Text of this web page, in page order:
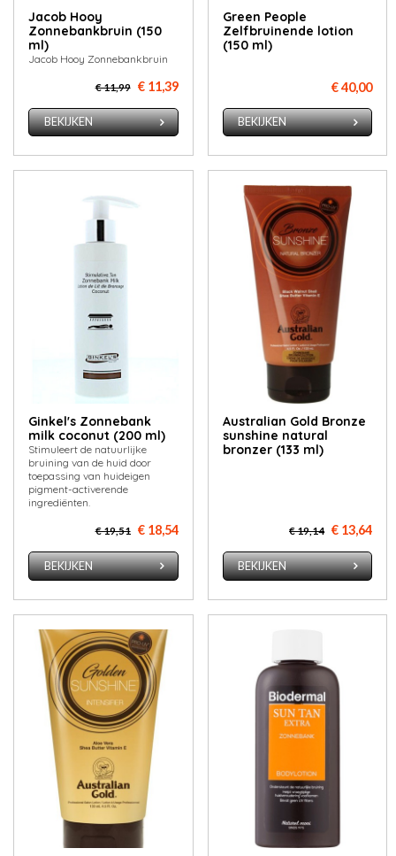
Jacob Hooy
Zonnebankbruin (150
ml)
Jacob Hooy Zonnebankbruin
€ 11,99 € 11,39
BEKIJKEN
Green People
Zelfbruinende lotion
(150 ml)
€ 40,00
BEKIJKEN
Ginkel's Zonnebank
milk coconut (200 ml)
Stimuleert de natuurlijke
bruining van de huid door
toepassing van huideigen
pigment-activerende
ingrediënten.
€ 19,51 € 18,54
BEKIJKEN
Australian Gold Bronze
sunshine natural
bronzer (133 ml)
€ 19,14 € 13,64
BEKIJKEN